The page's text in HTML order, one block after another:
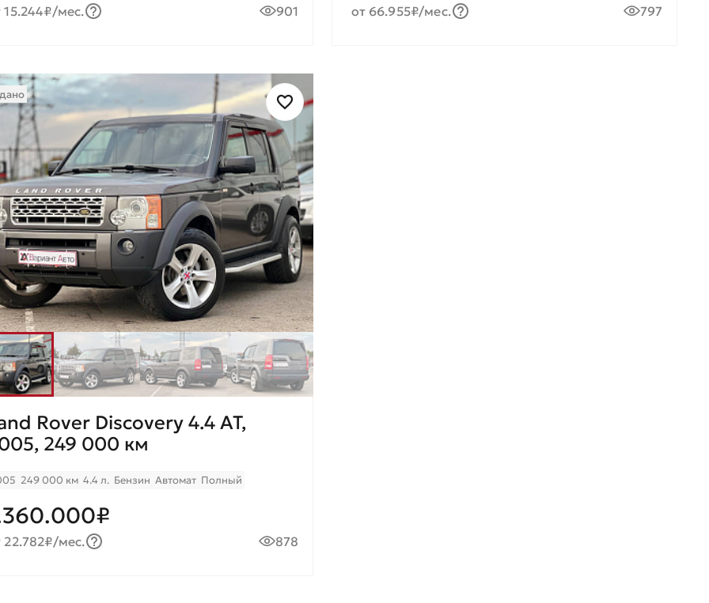
15.244₽/мес. 901 от 66.955₽/мес. 797
Rover Discovery 4.4 AT,
249 000 км
249 000 км 4.4 л. Бензин Автомат Полный
22.782₽/мес. 878